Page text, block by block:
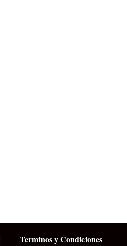
Terminos y Condiciones